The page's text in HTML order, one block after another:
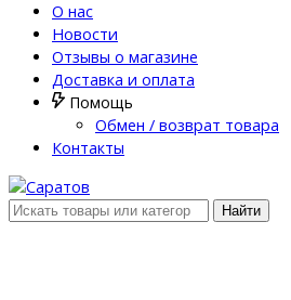
О нас
Новости
Отзывы о магазине
Доставка и оплата
Помощь
Обмен / возврат товара
Контакты
Найти